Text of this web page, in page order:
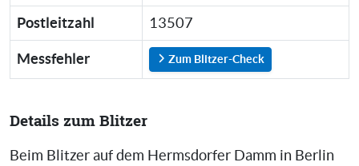
Postleitzahl 13507
Messfehler Zum Blitzer-Check
Details zum Blitzer
Beim Blitzer auf dem Hermsdorfer Damm in Berlin